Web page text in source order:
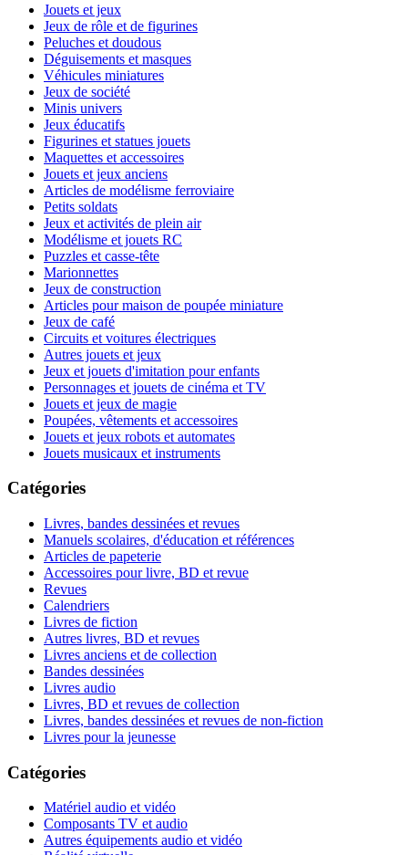
Jouets et jeux
Jeux de rôle et de figurines
Peluches et doudous
Déguisements et masques
Véhicules miniatures
Jeux de société
Minis univers
Jeux éducatifs
Figurines et statues jouets
Maquettes et accessoires
Jouets et jeux anciens
Articles de modélisme ferroviaire
Petits soldats
Jeux et activités de plein air
Modélisme et jouets RC
Puzzles et casse-tête
Marionnettes
Jeux de construction
Articles pour maison de poupée miniature
Jeux de café
Circuits et voitures électriques
Autres jouets et jeux
Jeux et jouets d'imitation pour enfants
Personnages et jouets de cinéma et TV
Jouets et jeux de magie
Poupées, vêtements et accessoires
Jouets et jeux robots et automates
Jouets musicaux et instruments
Catégories
Livres, bandes dessinées et revues
Manuels scolaires, d'éducation et références
Articles de papeterie
Accessoires pour livre, BD et revue
Revues
Calendriers
Livres de fiction
Autres livres, BD et revues
Livres anciens et de collection
Bandes dessinées
Livres audio
Livres, BD et revues de collection
Livres, bandes dessinées et revues de non-fiction
Livres pour la jeunesse
Catégories
Matériel audio et vidéo
Composants TV et audio
Autres équipements audio et vidéo